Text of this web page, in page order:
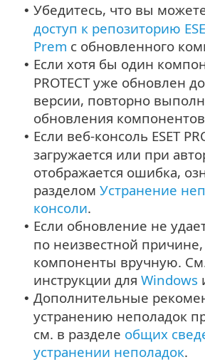
• Убедитесь, что вы
доступ к репозиторию
Prem с обновленного
• Если хотя бы один
PROTECT уже обновлен
версии, повторно
обновления компонентов
• Если веб-консоль ESET
загружается или при
отображается ошибка,
разделом Устранение
консоли.
• Если обновление не
по неизвестной
компоненты вручную.
инструкции для Windows
• Дополнительные
устранению неполадок
см. в разделе общих
устранении неполадок.